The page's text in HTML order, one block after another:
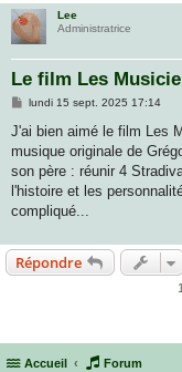
Lee
Administratrice
Le film Les
M
s
a
g
lundi 15 sept. 2025 17:14
J'ai bien aimé le film Les
musique originale de
son père : réunir 4
l'histoire et les
compliqué...
Répondre
Accueil Forum